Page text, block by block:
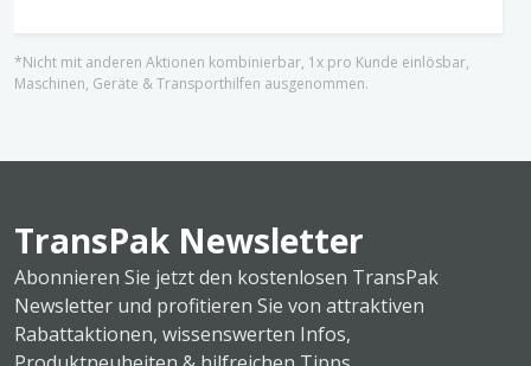
*Nicht mit anderen Aktionen kombinierbar, 1x pro Kunde einlösbar,
Maschinen, Geräte & Transporthilfen ausgenommen.
TransPak Newsletter
Abonnieren Sie jetzt den kostenlosen TransPak
Newsletter und profitieren Sie von attraktiven
Rabattaktionen, wissenswerten Infos,